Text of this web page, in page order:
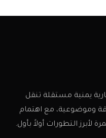
يمنية مستقلة تنقل
بدقة وموضوعية، مع اهتمام
التطورات أولاً بأول.